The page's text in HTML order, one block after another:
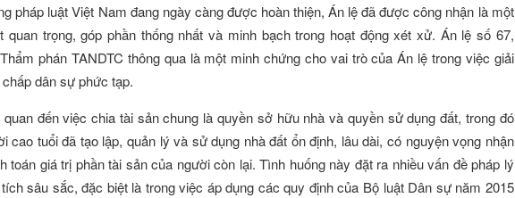
pháp luật Việt Nam đang ngày càng được hoàn thiện, Án lệ đã được công nhận là một
quan trọng, góp phần thống nhất và minh bạch trong hoạt động xét xử. Án lệ số 67,
phán TANDTC thông qua là một minh chứng cho vai trò của Án lệ trong việc giải
dân sự phức tạp.
đến việc chia tài sản chung là quyền sở hữu nhà và quyền sử dụng đất, trong đó
cao tuổi đã tạo lập, quản lý và sử dụng nhà đất ổn định, lâu dài, có nguyện vọng nhận
toán giá trị phần tài sản của người còn lại. Tình huống này đặt ra nhiều vấn đề pháp lý
sâu sắc, đặc biệt là trong việc áp dụng các quy định của Bộ luật Dân sự năm 2015